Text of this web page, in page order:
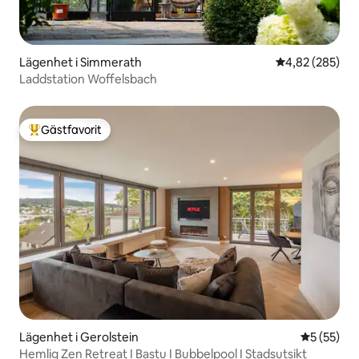
Lägenhet i Simmerath 4,82 av 5 i
4,82 (285)
Laddstation Woffelsbach
Populär gästfavorit
Gästfavorit
Lägenhet i Gerolstein 5 av 5 i
5 (55)
Hemlig Zen Retreat I Bastu I Bubbelpool I Stadsutsikt